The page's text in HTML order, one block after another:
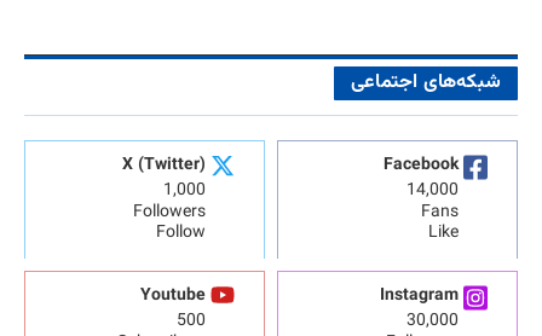
شبکه‌های اجتماعی
Facebook
14,000
Fans
Like
X (Twitter)
1,000
Followers
Follow
Instagram
30,000
Youtube
500